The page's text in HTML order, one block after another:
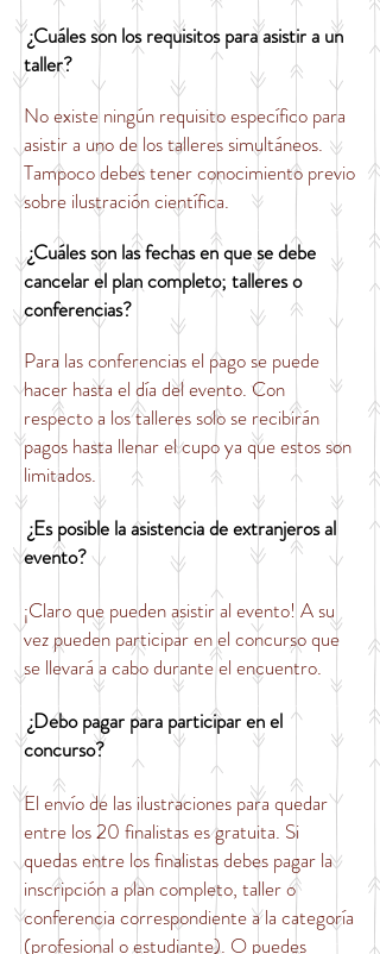
¿Cuálesson los requisitos para asistir a un
taller?
No existe ningún requisito específico para
asistir a uno de los talleres simultáneos.
Tampoco debes tener conocimiento previo
sobre ilustración científica.
¿Cuáles son las fechas en que se debe
cancelar el plan completo; talleres o
conferencias?
Para las conferencias el pago se puede
hacer hasta el día del evento. Con
respecto a los talleres solo se recibirán
pagos hasta llenar el cupo ya que estos son
limitados.
¿Es posible la asistencia de extranjeros al
evento?
¡Claro que pueden asistir al evento! A su
vez pueden participar en el concurso que
se llevará a cabo durante el encuentro.
¿Debo pagar para participar en el
concurso?
El envío de las ilustraciones para quedar
entre los 20 finalistas es gratuita. Si
quedas entre los finalistas debes pagar la
inscripción a plan completo, taller o
conferencia correspondiente a la categoría
(profesional o estudiante). O puedes